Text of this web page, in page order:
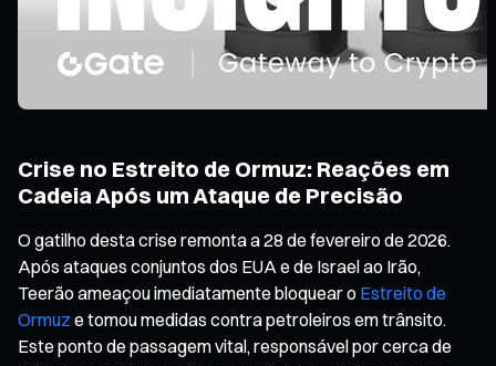
Crise no Estreito de Ormuz: Reações em
Cadeia Após um Ataque de Precisão
O gatilho desta crise remonta a 28 de fevereiro de 2026.
Após ataques conjuntos dos EUA e de Israel ao Irão,
Teerão ameaçou imediatamente bloquear o Estreito de
Ormuz e tomou medidas contra petroleiros em trânsito.
Este ponto de passagem vital, responsável por cerca de